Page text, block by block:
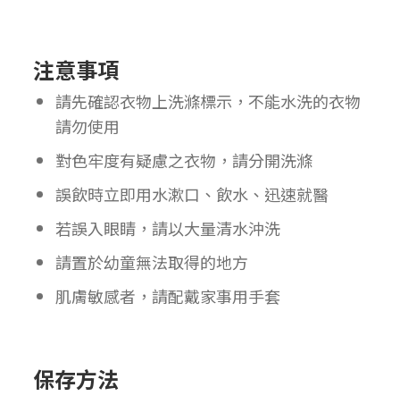
注意事項
請先確認衣物上洗滌標示，不能水洗的衣物
請勿使用
對色牢度有疑慮之衣物，請分開洗滌
誤飲時立即用水漱口、飲水、迅速就醫
若誤入眼睛，請以大量清水沖洗
請置於幼童無法取得的地方
肌膚敏感者，請配戴家事用手套
保存方法